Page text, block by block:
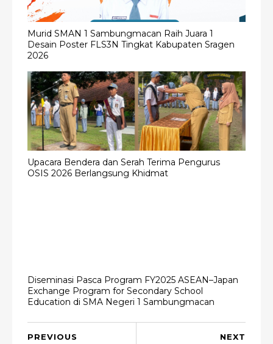
Murid SMAN 1 Sambungmacan Raih Juara 1
Desain Poster FLS3N Tingkat Kabupaten Sragen
2026
Upacara Bendera dan Serah Terima Pengurus
OSIS 2026 Berlangsung Khidmat
Diseminasi Pasca Program FY2025 ASEAN–Japan
Exchange Program for Secondary School
Education di SMA Negeri 1 Sambungmacan
NEXT
PREVIOUS